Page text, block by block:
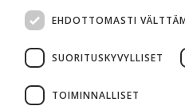
B2B
Oiva-raportti
EHDOTTOMASTI
SUORITUSKYVYLLISET
TOIMINNALLISET